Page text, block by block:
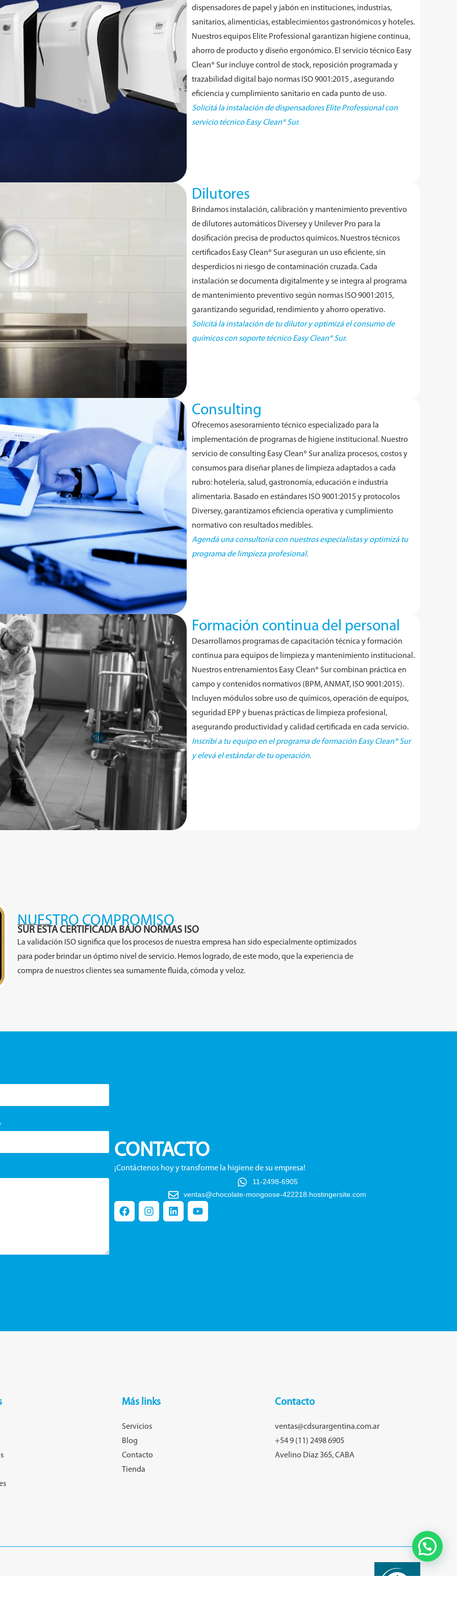
dispensadores de papel y jabón en instituciones, industrias,
sanitarios, alimenticias, establecimientos gastronómicos y hoteles.
Nuestros equipos Elite Professional garantizan higiene continua,
ahorro de producto y diseño ergonómico. El servicio técnico Easy
Clean® Sur incluye control de stock, reposición programada y
trazabilidad digital bajo normas ISO 9001:2015 , asegurando
eficiencia y cumplimiento sanitario en cada punto de uso.
Solicitá la instalación de dispensadores Elite Professional con
servicio técnico Easy Clean® Sur.
Dilutores
Brindamos instalación, calibración y mantenimiento preventivo
de dilutores automáticos Diversey y Unilever Pro para la
dosificación precisa de productos químicos. Nuestros técnicos
certificados Easy Clean® Sur aseguran un uso eficiente, sin
desperdicios ni riesgo de contaminación cruzada. Cada
instalación se documenta digitalmente y se integra al programa
de mantenimiento preventivo según normas ISO 9001:2015,
garantizando seguridad, rendimiento y ahorro operativo.
Solicitá la instalación de tu dilutor y optimizá el consumo de
químicos con soporte técnico Easy Clean® Sur.
Consulting
Ofrecemos asesoramiento técnico especializado para la
implementación de programas de higiene institucional. Nuestro
servicio de consulting Easy Clean® Sur analiza procesos, costos y
consumos para diseñar planes de limpieza adaptados a cada
rubro: hotelería, salud, gastronomía, educación e industria
alimentaria. Basado en estándares ISO 9001:2015 y protocolos
Diversey, garantizamos eficiencia operativa y cumplimiento
normativo con resultados medibles.
Agendá una consultoría con nuestros especialistas y optimizá tu
programa de limpieza profesional.
Formación continua del personal
Desarrollamos programas de capacitación técnica y formación
continua para equipos de limpieza y mantenimiento institucional.
Nuestros entrenamientos Easy Clean® Sur combinan práctica en
campo y contenidos normativos (BPM, ANMAT, ISO 9001:2015).
Incluyen módulos sobre uso de químicos, operación de equipos,
seguridad EPP y buenas prácticas de limpieza profesional,
asegurando productividad y calidad certificada en cada servicio.
Inscribí a tu equipo en el programa de formación Easy Clean® Sur
y elevá el estándar de tu operación.
NUESTRO COMPROMISO
SUR ESTA CERTIFICADA BAJO NORMAS ISO
La validación ISO significa que los procesos de nuestra empresa han sido especialmente optimizados
para poder brindar un óptimo nivel de servicio. Hemos logrado, de este modo, que la experiencia de
compra de nuestros clientes sea sumamente fluida, cómoda y veloz.
CONTACTO
¡Contáctenos hoy y transforme la higiene de su empresa!
11-2498-6905
ventas@chocolate-mongoose-422218.hostingersite.com
Más links
Servicios
Blog
Contacto
Tienda
Contacto
ventas@cdsurargentina.com.ar
+54 9 (11) 2498 6905
Avelino Diaz 365, CABA